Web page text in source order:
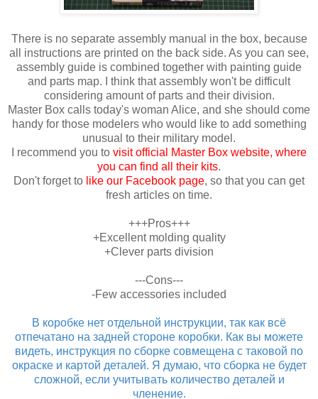
There is no separate assembly manual in the box, because
all instructions are printed on the back side. As you can see,
assembly guide is combined together with painting guide
and parts map. I think that assembly won't be difficult
considering amount of parts and their division.
Master Box calls today's woman Alice, and she should come
handy for those modelers who would like to add something
unusual to their military model.
I recommend you to visit official Master Box website, where
you can find all their kits.
Don't forget to like our Facebook page, so that you can get
fresh articles on time.
+++Pros+++
+Excellent molding quality
+Clever parts division
---Cons---
-Few accessories included
В коробке нет отдельной инструкции, так как всё
отпечатано на задней стороне коробки. Как вы можете
видеть, инструкция по сборке совмещена с таковой по
окраске и картой деталей. Я думаю, что сборка не будет
сложной, если учитывать количество деталей и
членение.